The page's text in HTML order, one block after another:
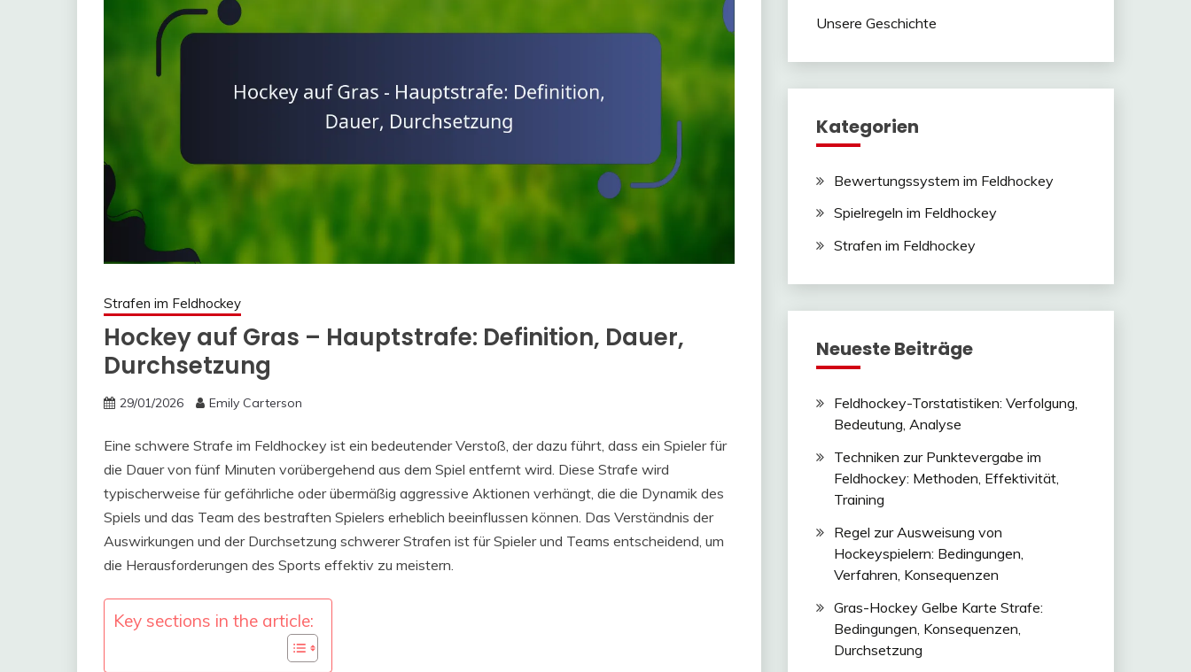
Strafen im Feldhockey
Hockey auf Gras – Hauptstrafe: Definition, Dauer,
Durchsetzung
29/01/2026 Emily Carterson
Eine schwere Strafe im Feldhockey ist ein bedeutender Verstoß, der dazu führt, dass ein Spieler für
die Dauer von fünf Minuten vorübergehend aus dem Spiel entfernt wird. Diese Strafe wird
typischerweise für gefährliche oder übermäßig aggressive Aktionen verhängt, die die Dynamik des
Spiels und das Team des bestraften Spielers erheblich beeinflussen können. Das Verständnis der
Auswirkungen und der Durchsetzung schwerer Strafen ist für Spieler und Teams entscheidend, um
die Herausforderungen des Sports effektiv zu meistern.
Key sections in the article:
Unsere Geschichte
Kategorien
Bewertungssystem im Feldhockey
Spielregeln im Feldhockey
Strafen im Feldhockey
Neueste Beiträge
Feldhockey-Torstatistiken: Verfolgung,
Bedeutung, Analyse
Techniken zur Punktevergabe im
Feldhockey: Methoden, Effektivität,
Training
Regel zur Ausweisung von
Hockeyspielern: Bedingungen,
Verfahren, Konsequenzen
Gras-Hockey Gelbe Karte Strafe:
Bedingungen, Konsequenzen,
Durchsetzung